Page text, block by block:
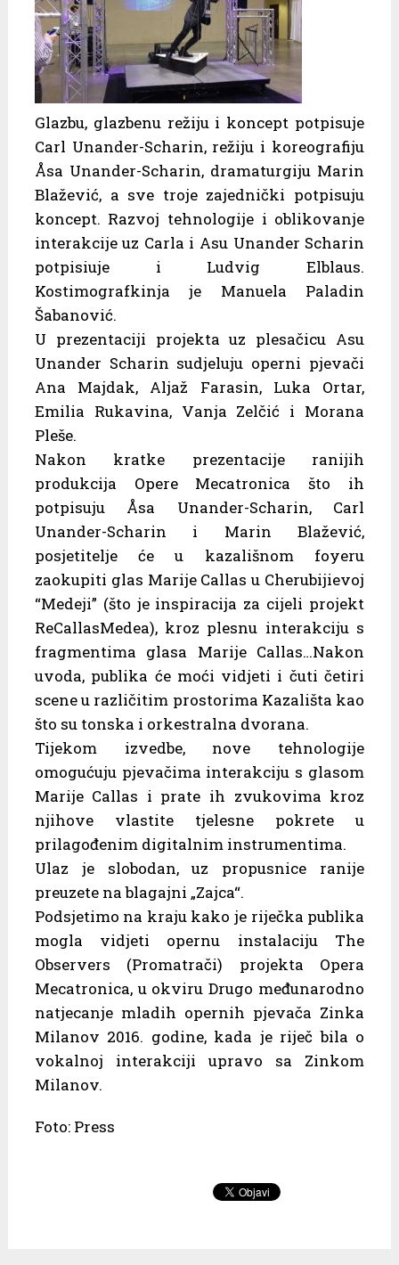
Glazbu, glazbenu režiju i koncept potpisuje
Carl Unander-Scharin, režiju i koreografiju
Åsa Unander-Scharin, dramaturgiju Marin
Blažević, a sve troje zajednički potpisuju
koncept. Razvoj tehnologije i oblikovanje
interakcije uz Carla i Asu Unander Scharin
potpisiuje i Ludvig Elblaus.
Kostimografkinja je Manuela Paladin
Šabanović.
U prezentaciji projekta uz plesačicu Asu
Unander Scharin sudjeluju operni pjevači
Ana Majdak, Aljaž Farasin, Luka Ortar,
Emilia Rukavina, Vanja Zelčić i Morana
Pleše.
Nakon kratke prezentacije ranijih
produkcija Opere Mecatronica što ih
potpisuju Åsa Unander-Scharin, Carl
Unander-Scharin i Marin Blažević,
posjetitelje će u kazališnom foyeru
zaokupiti glas Marije Callas u Cherubijievoj
“Medeji” (što je inspiracija za cijeli projekt
ReCallasMedea), kroz plesnu interakciju s
fragmentima glasa Marije Callas…Nakon
uvoda, publika će moći vidjeti i čuti četiri
scene u različitim prostorima Kazališta kao
što su tonska i orkestralna dvorana.
Tijekom izvedbe, nove tehnologije
omogućuju pjevačima interakciju s glasom
Marije Callas i prate ih zvukovima kroz
njihove vlastite tjelesne pokrete u
prilagođenim digitalnim instrumentima.
Ulaz je slobodan, uz propusnice ranije
preuzete na blagajni „Zajca“.
Podsjetimo na kraju kako je riječka publika
mogla vidjeti opernu instalaciju The
Observers (Promatrači) projekta Opera
Mecatronica, u okviru Drugo međunarodno
natjecanje mladih opernih pjevača Zinka
Milanov 2016. godine, kada je riječ bila o
vokalnoj interakciji upravo sa Zinkom
Milanov.
Foto: Press